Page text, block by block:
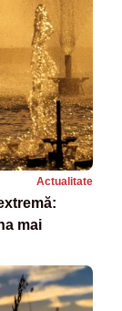
Actualitate
mai